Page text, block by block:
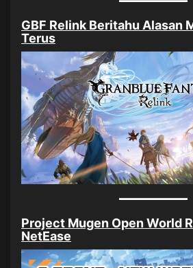
GBF Relink Beritahu Alasan
Terus
Project Mugen Open World
NetEase